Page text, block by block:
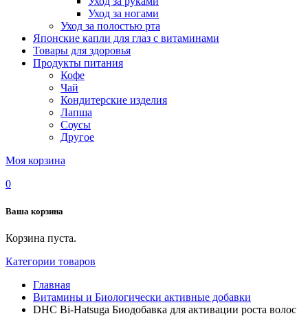
Уход за ногами
Уход за полостью рта
Японские капли для глаз с витаминами
Товары для здоровья
Продукты питания
Кофе
Чай
Кондитерские изделия
Лапша
Соусы
Другое
Моя корзина
0
Ваша корзина
Корзина пуста.
Категории товаров
Главная
Витамины и Биологически активные добавки
DHC Bi-Hatsuga Биодобавка для активации роста волос